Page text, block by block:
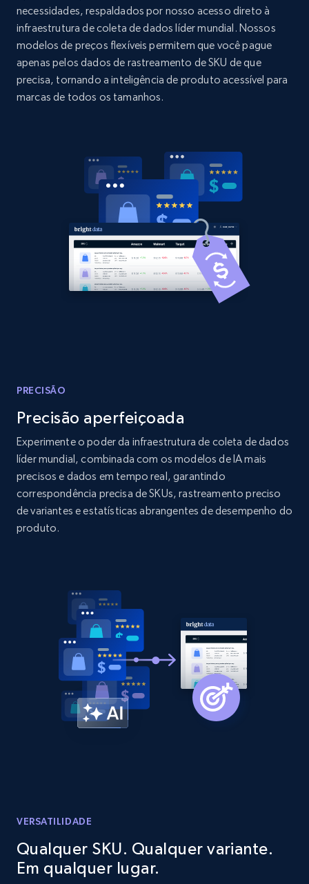
Title, Seller name, Brand, Description, Initial
price, Currency, Availability, Reviews count, and
more.
2.1K+ 375+ Comece agora
Collecting products by keyword search
Title, Seller name, Brand, Description, Initial
price, Currency, Availability, Reviews count, and
2.1K+ 375+ Comece agora
more.
2.1K+ 375+ Comece agora
Amazon products global dataset - Collect
Amazon products by seller URL
Title, Seller name, Brand, Description, Initial
2.1K+
Amazon products global dataset - Collect
products from Brands URLs
Title, Seller name, Brand, Description, Initial
price, Currency, Availability, Reviews count, and
URL, Product id, Listing inventory id, Title, Rating,
Reviews count shop, Reviews count item, Initial
necessidades, respaldados por nosso acesso direto à
infraestrutura de coleta de dados líder mundial. Nossos
modelos de preços flexíveis permitem que você pague
apenas pelos dados de rastreamento de SKU de que
precisa, tornando a inteligência de produto acessível para
marcas de todos os tamanhos.
PRECISÃO
Precisão aperfeiçoada
Experimente o poder da infraestrutura de coleta de dados
líder mundial, combinada com os modelos de IA mais
precisos e dados em tempo real, garantindo
correspondência precisa de SKUs, rastreamento preciso
de variantes e estatísticas abrangentes de desempenho do
produto.
VERSATILIDADE
Qualquer SKU. Qualquer variante.
Em qualquer lugar.